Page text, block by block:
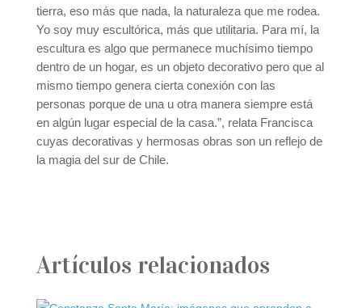
tierra, eso más que nada, la naturaleza que me rodea.
Yo soy muy escultórica, más que utilitaria. Para mí, la
escultura es algo que permanece muchísimo tiempo
dentro de un hogar, es un objeto decorativo pero que al
mismo tiempo genera cierta conexión con las
personas porque de una u otra manera siempre está
en algún lugar especial de la casa.”, relata Francisca
cuyas decorativas y hermosas obras son un reflejo de
la magia del sur de Chile.
Artículos relacionados